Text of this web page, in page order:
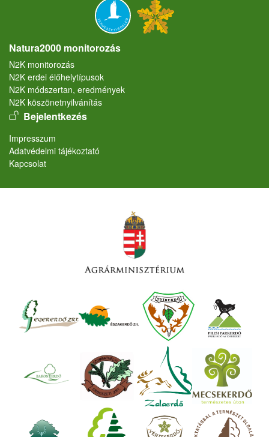
Natura2000 monitorozás
N2K monitorozás
N2K erdei élőhelytípusok
N2K módszertan, eredmények
N2K köszönetnyilvánítás
User account menu
Bejelentkezés
Lábléc
Impresszum
Adatvédelmi tájékoztató
Kapcsolat